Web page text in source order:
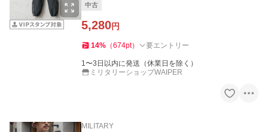
中古
5,280円
14% （674pt） 要エントリー
1〜3日以内に発送（休業日を除く）
ミリタリーショップWAIPER
MILITARY